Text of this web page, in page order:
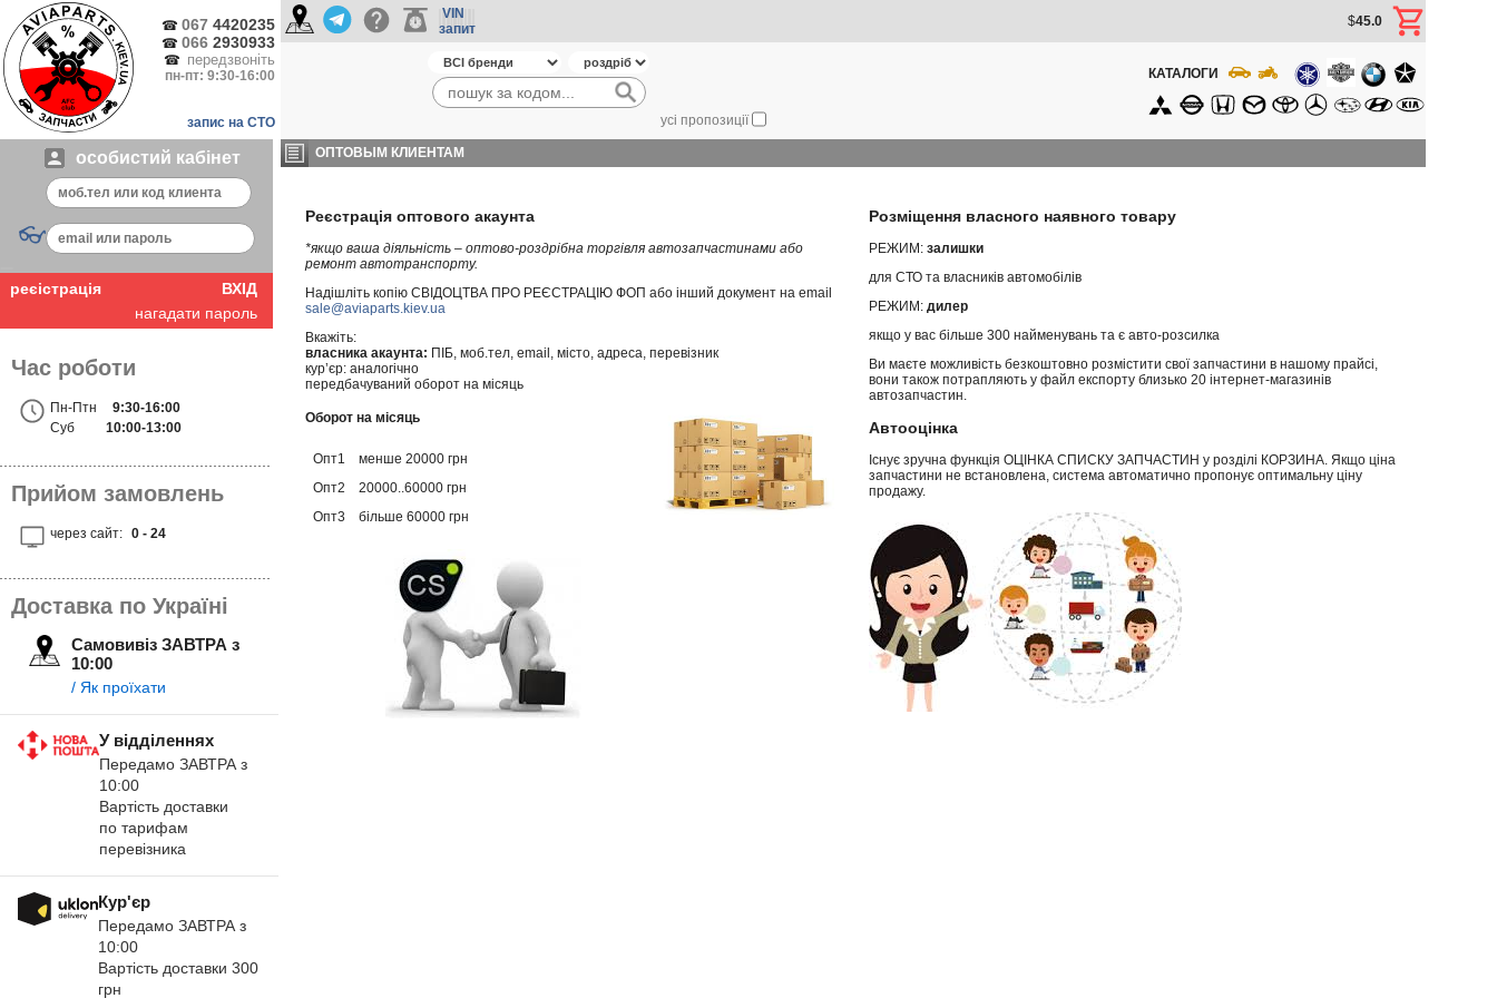
☎ 067 4420235
☎ 066 2930933
☎ передзвоніть
пн-пт: 9:30-16:00
запис на СТО
особистий кабінет
👓
реєістрація
ВХІД
нагадати пароль
Час роботи
Пн-Птн
9:30-16:00
Суб
10:00-13:00
Прийом замовлень
через сайт: 0 - 24
Доставка по Україні
Самовивіз ЗАВТРА з
10:00
/ Як проїхати
У відділеннях
Передамо ЗАВТРА з
10:00
Вартість доставки
по тарифам
перевізника
Кур'єр
Передамо ЗАВТРА з
10:00
Вартість доставки 300
грн
VIN
запит
$45.0
усі пропозиції
КАТАЛОГИ
ОПТОВЫМ КЛИЕНТАМ
Реєстрація оптового акаунта
*якщо ваша діяльність – оптово-роздрібна торгівля автозапчастинами або
ремонт автотранспорту.
Надішліть копію СВІДОЦТВА ПРО РЕЄСТРАЦІЮ ФОП або інший документ на email
sale@aviaparts.kiev.ua
Вкажіть:
власника акаунта: ПІБ, моб.тел, email, місто, адреса, перевізник
кур’єр: аналогічно
передбачуваний оборот на місяць
Оборот на місяць
Опт1
менше 20000 грн
Опт2
20000..60000 грн
Опт3
більше 60000 грн
Розміщення власного наявного товару
РЕЖИМ: залишки
для СТО та власників автомобілів
РЕЖИМ: дилер
якщо у вас більше 300 найменувань та є авто-розсилка
Ви маєте можливість безкоштовно розмістити свої запчастини в нашому прайсі,
вони також потрапляють у файл експорту близько 20 інтернет-магазинів
автозапчастин.
Автооцінка
Існує зручна функція ОЦІНКА СПИСКУ ЗАПЧАСТИН у розділі КОРЗИНА. Якщо ціна
запчастини не встановлена, система автоматично пропонує оптимальну ціну
продажу.